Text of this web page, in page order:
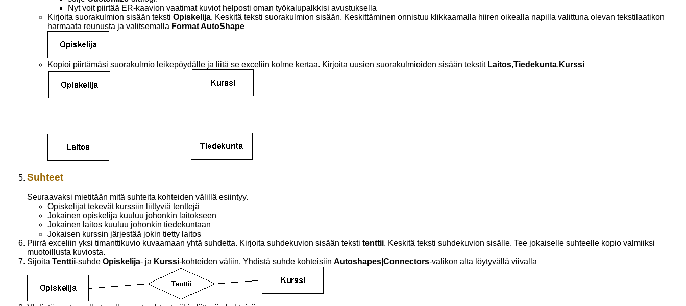
Nyt voit piirtää ER-kaavion vaatimat kuviot helposti oman työkalupalkkisi avustuksella
Kirjoita suorakulmion sisään tekstiOpiskelija. Keskitä teksti suorakulmion sisään. Keskittäminen onnistuu klikkaamalla hiiren oikealla napilla valittuna olevan tekstilaatikon
harmaata reunusta ja valitsemalla Format AutoShape
Kopioi piirtämäsi suorakulmio leikepöydälle ja liitä se exceliin kolme kertaa. Kirjoita uusien suorakulmioiden sisään tekstit Laitos,Tiedekunta, Kurssi
Suhteet
Seuraavaksi mietitään mitä suhteita kohteiden välillä esiintyy.
Opiskelijat tekevät kurssiin liittyviä tenttejä
Jokainen opiskelija kuuluu johonkin laitokseen
Jokainen laitos kuuluu johonkin tiedekuntaan
Jokaisen kurssin järjestää jokin tietty laitos
Piirrä exceliin yksi timanttikuvio kuvaamaan yhtä suhdetta. Kirjoita suhdekuvion sisään tekstitenttii. Keskitä teksti suhdekuvion sisälle. Tee jokaiselle suhteelle kopio valmiiksi
muotoillusta kuviosta.
SijoitaTenttii-suhdeOpiskelija- ja Kurssi-kohteiden väliin. Yhdistä suhde kohteisiinAutoshapes|Connectors-valikon alta löytyvällä viivalla